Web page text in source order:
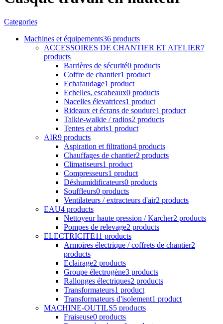
Categories
Machines et équipements36 products
ACCESSOIRES DE CHANTIER ET ATELIER7
products
Barrières de sécurité0 products
Coffre de chantier1 product
Echafaudage1 product
Echelles, escabeaux0 products
Nacelles élevatrices1 product
Rideaux et écrans de soudure1 product
Talkie-walkie / radios2 products
Tentes et abris1 product
AIR9 products
Aspiration et filtration4 products
Chauffages de chantier2 products
Climatiseurs1 product
Compresseurs1 product
Déshumidificateurs0 products
Souffleurs0 products
Ventilateurs / extracteurs d'air2 products
EAU4 products
Nettoyeur haute pression / Karcher2 products
Pompes de relevage2 products
ELECTRICITE11 products
Armoires électrique / coffrets de chantier2
products
Eclairage2 products
Groupe électrogène3 products
Rallonges électriques2 products
Transformateurs1 product
Transformateurs d'isolement1 product
MACHINE-OUTILS5 products
Fraiseuse0 products